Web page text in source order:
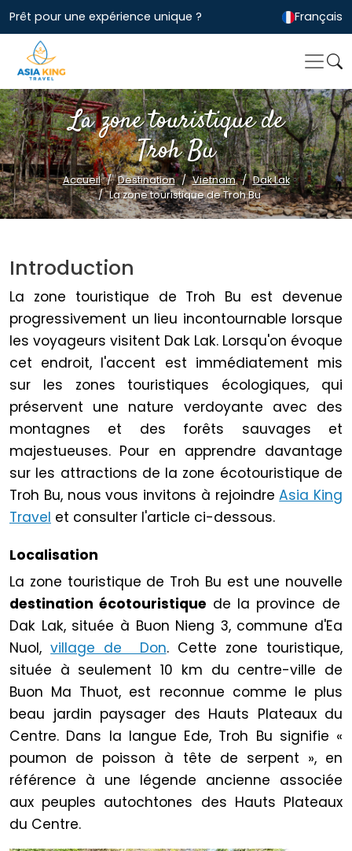
Prêt pour une expérience unique ? Français
La zone touristique de
Troh Bu
Accueil Destination Vietnam
Dak Lak
La zone touristique de Troh Bu
Introduction
La zone touristique de Troh Bu est devenue
progressivement un lieu incontournable lorsque
les voyageurs visitent Dak Lak. Lorsqu'on évoque
cet endroit, l'accent est immédiatement mis
sur les zones touristiques écologiques, qui
préservent une nature verdoyante avec des
montagnes et des forêts sauvages et
majestueuses. Pour en apprendre davantage
sur les attractions de la zone écotouristique de
Troh Bu, nous vous invitons à rejoindreAsia King
Travel et consulter l'article ci-dessous.
Localisation
La zone touristique de Troh Bu est une nouvelle
destination écotouristique de la province de
Dak Lak, située à Buon Nieng 3, commune d'Ea
Nuol,village de Don. Cette zone touristique,
située à seulement 10 km du centre-ville de
Buon Ma Thuot, est reconnue comme le plus
beau jardin paysager des Hauts Plateaux du
Centre. Dans la langue Ede, Troh Bu signifie «
poumon de poisson à tête de serpent », en
référence à une légende ancienne associée
aux peuples autochtones des Hauts Plateaux
du Centre.